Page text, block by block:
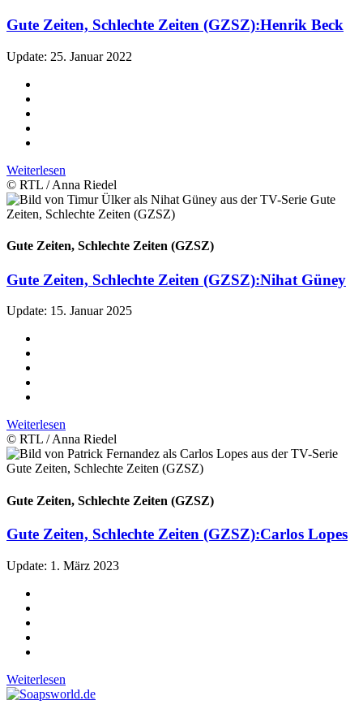
Gute Zeiten, Schlechte Zeiten (GZSZ):Henrik Beck
Update: 25. Januar 2022
Weiterlesen
© RTL / Anna Riedel
Gute Zeiten, Schlechte Zeiten (GZSZ)
Gute Zeiten, Schlechte Zeiten (GZSZ):Nihat Güney
Update: 15. Januar 2025
Weiterlesen
© RTL / Anna Riedel
Gute Zeiten, Schlechte Zeiten (GZSZ)
Gute Zeiten, Schlechte Zeiten (GZSZ):Carlos Lopes
Update: 1. März 2023
Weiterlesen